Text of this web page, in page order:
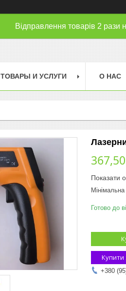
Відправлення товарів 2
ТОВАРЫ И УСЛУГИ О НАС
Показати
Готово до
Купити
+380